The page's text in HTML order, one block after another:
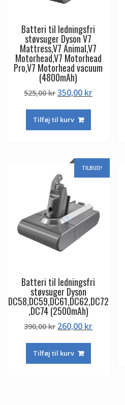
Batteri til ledningsfri
støvsuger Dyson V7
Mattress,V7 Animal,V7
Motorhead,V7 Motorhead
Pro,V7 Motorhead vacuum
(4800mAh)
525,00krDen
pris
var:
350,00 krDen
Tilføj til kurv
TILBUD!
Batteri til ledningsfri
støvsuger Dyson
DC58,DC59,DC61,DC62,DC72
,DC74 (2500mAh)
390,00kr Den
pris
var:
260,00 krDen
Tilføj til kurv